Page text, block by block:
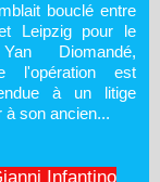
bouclé entre
Leipzig pour le
Diomandé,
l'opération est
à un litige
à son ancien...
Infantino